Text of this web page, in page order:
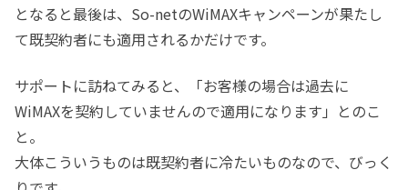
となると最後は、So-netのWiMAXキャンペーンが果たし
て既契約者にも適用されるかだけです。
サポートに訪ねてみると、「お客様の場合は過去に
WiMAXを契約していませんので適用になります」とのこ
と。
大体こういうものは既契約者に冷たいものなので、びっく